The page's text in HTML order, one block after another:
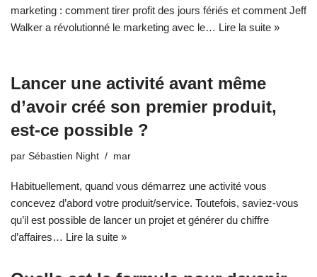
marketing : comment tirer profit des jours fériés et comment Jeff
Walker a révolutionné le marketing avec le… Lire la suite »
Lancer une activité avant même
d’avoir créé son premier produit,
est-ce possible ?
par Sébastien Night mar
Habituellement, quand vous démarrez une activité vous
concevez d’abord votre produit/service. Toutefois, saviez-vous
qu’il est possible de lancer un projet et générer du chiffre
d’affaires… Lire la suite »